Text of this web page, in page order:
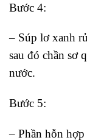
Bước 4:
– Súp lơ xanh
sau đó chần sơ
nước.
Bước 5:
– Phần hỗn